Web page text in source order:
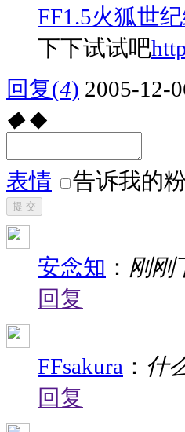
FF1.5火狐世
下下试试吧
回复(4) 2005-12-
◆ ◆
表情 告诉我的
提 交
安念知 ： 刚刚
回复
FFsakura ： 什
回复